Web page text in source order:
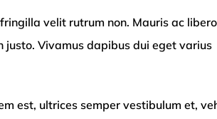
velit rutrum non. Mauris ac
justo. Vivamus dapibus dui eget varius
est, ultrices semper vestibulum et,